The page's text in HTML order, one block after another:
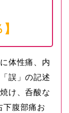
体性痛、内
誤」の記述
け、呑酸な
下腹部痛お